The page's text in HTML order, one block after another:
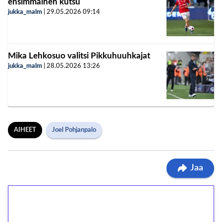
ensimmäinen kutsu
jukka_malm 29.05.2026 09:14
Mika Lehkosuo valitsi Pikkuhuuhkajat
jukka_malm 28.05.2026 13:26
AIHEET Joel Pohjanpalo
Jaa